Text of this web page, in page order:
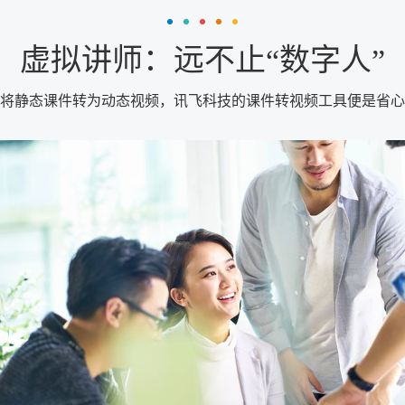
虚拟讲师：远不止“数字人”
静态课件转为动态视频，讯飞科技的课件转视频工具便是省